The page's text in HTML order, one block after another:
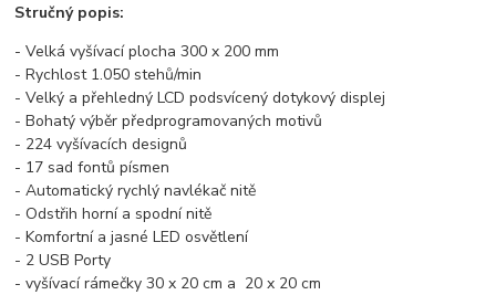
Stručný popis:
- Velká vyšívací plocha 300 x 200 mm
- Rychlost 1.050 stehů/min
- Velký a přehledný LCD podsvícený dotykový displej
- Bohatý výběr předprogramovaných motivů
- 224 vyšívacích designů
- 17 sad fontů písmen
- Automatický rychlý navlékač nitě
- Odstřih horní a spodní nitě
- Komfortní a jasné LED osvětlení
- 2 USB Porty
- vyšívací rámečky 30 x 20 cm a 20 x 20 cm